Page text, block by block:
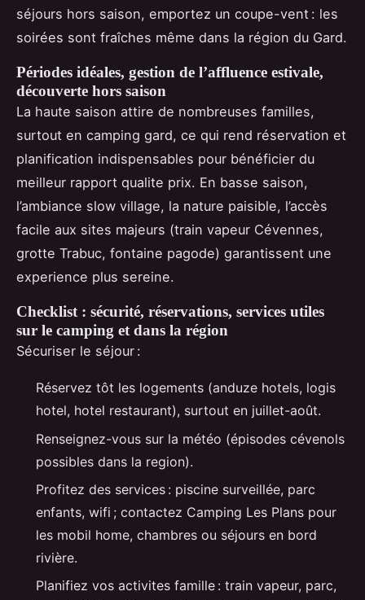
séjours hors saison, emportez un coupe-vent : les
soirées sont fraîches même dans la région du Gard.
Périodes idéales, gestion de l’affluence estivale,
découverte hors saison
La haute saison attire de nombreuses familles,
surtout en camping gard, ce qui rend réservation et
planification indispensables pour bénéficier du
meilleur rapport qualite prix. En basse saison,
l’ambiance slow village, la nature paisible, l’accès
facile aux sites majeurs (train vapeur Cévennes,
grotte Trabuc, fontaine pagode) garantissent une
experience plus sereine.
Checklist : sécurité, réservations, services utiles
sur le camping et dans la région
Sécuriser le séjour :
Réservez tôt les logements (anduze hotels, logis
hotel, hotel restaurant), surtout en juillet-août.
Renseignez-vous sur la météo (épisodes cévenols
possibles dans la region).
Profitez des services : piscine surveillée, parc
enfants, wifi ; contactez Camping Les Plans pour
les mobil home, chambres ou séjours en bord
rivière.
Planifiez vos activites famille : train vapeur, parc,